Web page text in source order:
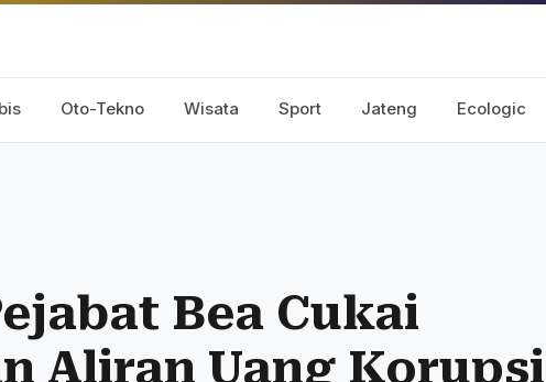
Oto-Tekno Wisata Sport Jateng Ecologic
Bea Cukai
Aliran Uang Korupsi